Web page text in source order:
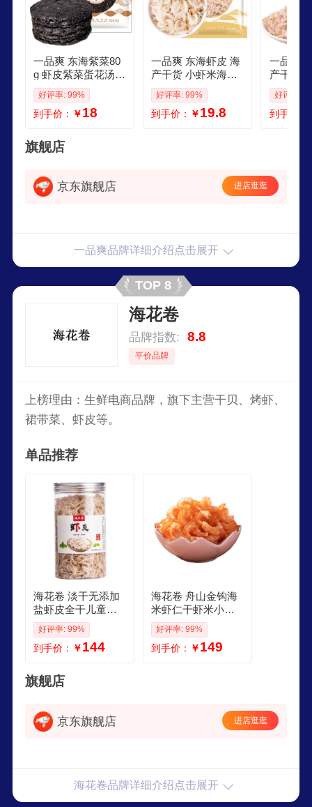
一品爽 东海紫菜80
g 虾皮紫菜蛋花汤
干坛紫菜 不熏不掺
料包 烤紫菜食材
好评率: 99%
到手价： ￥18
一品爽 东海虾皮 海
产干货 小虾米海米
虾仁干 紫菜海带汤
调味食材 超市同款
东海虾皮150g
好评率: 99%
到手价： ￥19.8
一品爽
产干货
皮 不额
虾皮68g
好评率:
到手价：
旗舰店
京东旗舰店 进店逛逛
一品爽品牌详细介绍点击展开
TOP 8
海花卷
品牌指数: 8.8
平价品牌
上榜理由：生鲜电商品牌，旗下主营干贝、烤虾、
裙带菜、虾皮等。
单品推荐
海花卷 淡干无添加
盐虾皮全干儿童舟
山特产生晒高钙虾
皮粉虾米海产干货
特大不加盐100g4罐
好评率: 99%
到手价： ￥144
海花卷 舟山金钩海
米虾仁干虾米小虾
干大虾皮干货淡干
无沙免洗海鲜特产
金钩海米200g2罐真
好评率: 99%
到手价： ￥149
旗舰店
京东旗舰店 进店逛逛
海花卷品牌详细介绍点击展开